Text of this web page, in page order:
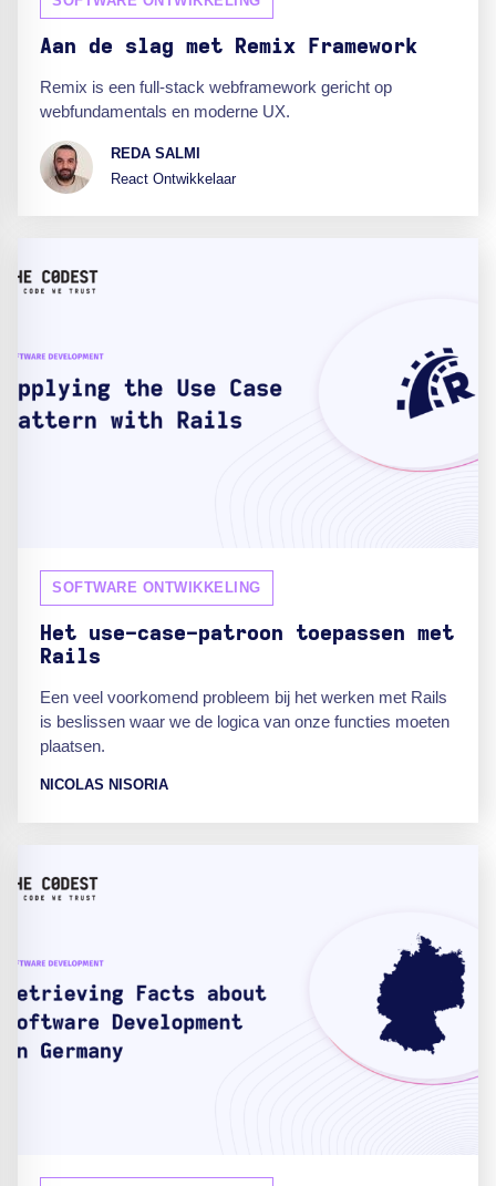
Aan de slag met Remix Framework
Remix is een full-stack webframework gericht op
webfundamentals en moderne UX.
REDA SALMI
React Ontwikkelaar
SOFTWARE ONTWIKKELING
Het use-case-patroon toepassen met
Rails
Een veel voorkomend probleem bij het werken met Rails
is beslissen waar we de logica van onze functies moeten
plaatsen.
NICOLAS NISORIA